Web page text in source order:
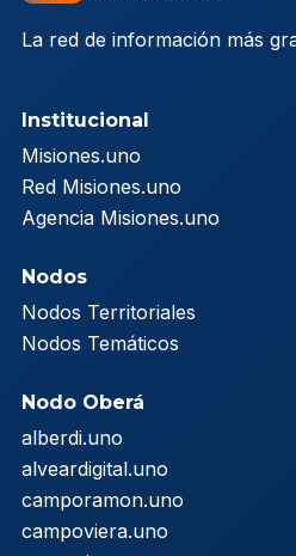
La red de información más
Institucional
Misiones.uno
Red Misiones.uno
Agencia Misiones.uno
Nodos
Nodos Territoriales
Nodos Temáticos
Nodo Oberá
alberdi.uno
alveardigital.uno
camporamon.uno
campoviera.uno